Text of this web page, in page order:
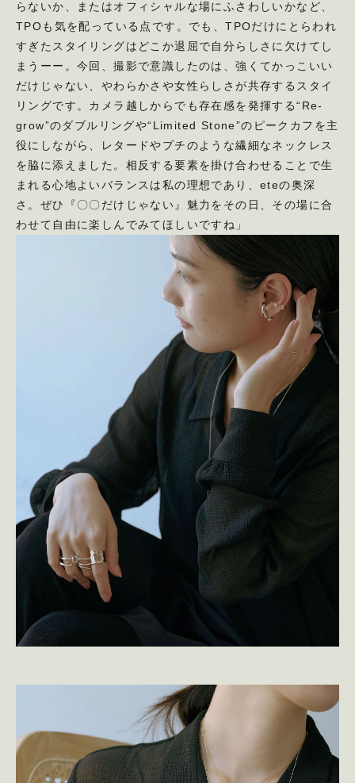
らないか、またはオフィシャルな場にふさわしいかなど、
TPOも気を配っている点です。でも、TPOだけにとらわれ
すぎたスタイリングはどこか退屈で自分らしさに欠けてし
まうーー。今回、撮影で意識したのは、強くてかっこいい
だけじゃない、やわらかさや女性らしさが共存するスタイ
リングです。カメラ越しからでも存在感を発揮する“Re-
grow”のダブルリングや“Limited Stone”のピークカフを主
役にしながら、レタードやプチのような繊細なネックレス
を脇に添えました。相反する要素を掛け合わせることで生
まれる心地よいバランスは私の理想であり、eteの奥深
さ。ぜひ『〇〇だけじゃない』魅力をその日、その場に合
わせて自由に楽しんでみてほしいですね」